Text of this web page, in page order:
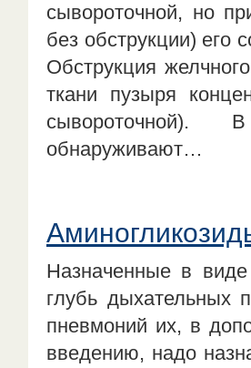
сывороточной, но
без обструкции) его
Обструкция
ткани пузыря
сывороточной).
обнаруживают…
Назначенные в
глубь дыхательных
пневмоний их, в
введению, надо